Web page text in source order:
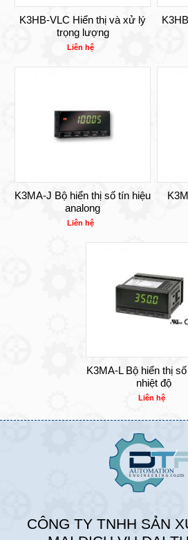
K3HB-VLC Hiển thị và xử lý
trọng lượng
Liên hệ
K3MA-J Bộ hiển thị số tín hiệu
analong
Liên hệ
K3MA-L Bộ hiển thị
nhiệt độ
Liên hệ
CÔNG TY TNHH SẢN